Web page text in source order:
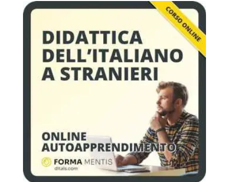
più
varianti.
Le
opzioni
possono
essere
scelte
nella
pagina
prodotto